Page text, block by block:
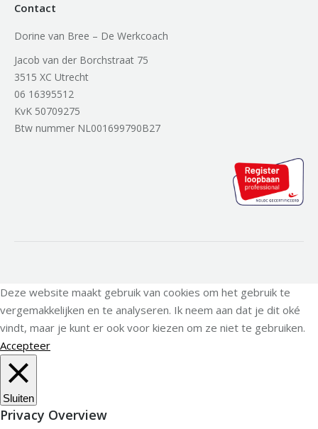
Contact
Dorine van Bree – De Werkcoach
Jacob van der Borchstraat 75
3515 XC Utrecht
06 16395512
KvK 50709275
Btw nummer NL001699790B27
Deze website maakt gebruik van cookies om het gebruik te
vergemakkelijken en te analyseren. Ik neem aan dat je dit oké
vindt, maar je kunt er ook voor kiezen om ze niet te gebruiken.
Accepteer
Sluiten
Privacy Overview